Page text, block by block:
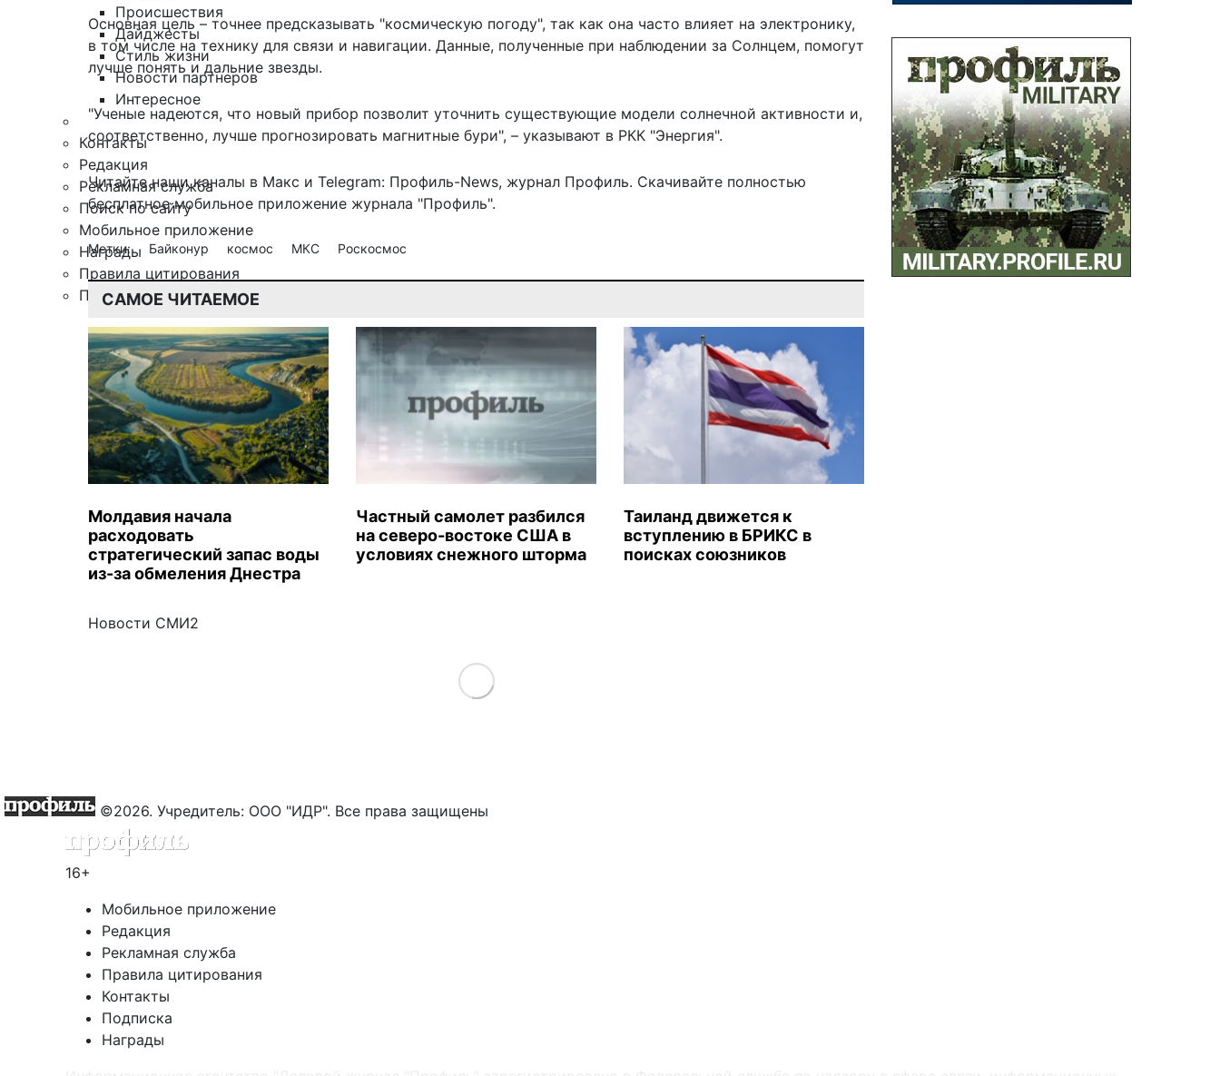
Происшествия
Дайджесты
Стиль жизни
Новости партнеров
Интересное
Контакты
Редакция
Рекламная служба
Поиск по сайту
Мобильное приложение
Награды
Правила цитирования
Подписка
Основная цель – точнее предсказывать "космическую погоду", так как она часто влияет на электронику,
в том числе на технику для связи и навигации. Данные, полученные при наблюдении за Солнцем, помогут
лучше понять и дальние звезды.
"Ученые надеются, что новый прибор позволит уточнить существующие модели солнечной активности и,
соответственно, лучше прогнозировать магнитные бури", – указывают в РКК "Энергия".
Читайте наши каналы в Макс и Telegram: Профиль-News, журнал Профиль. Скачивайте полностью
бесплатное мобильное приложение журнала "Профиль".
Метки: Байконур космос МКС Роскосмос
САМОЕ ЧИТАЕМОЕ
Молдавия начала
расходовать
стратегический запас воды
из-за обмеления Днестра
Частный самолет разбился
на северо-востоке США в
условиях снежного шторма
Таиланд движется к
вступлению в БРИКС в
поисках союзников
Новости СМИ2
Load More
©2026. Учредитель: ООО "ИДР". Все права защищены
16+
Мобильное приложение
Редакция
Рекламная служба
Правила цитирования
Контакты
Подписка
Награды